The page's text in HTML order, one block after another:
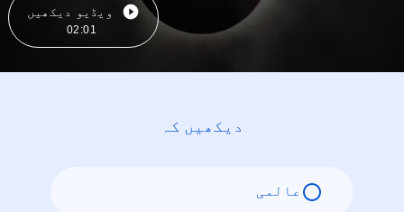
ویڈیو دیکھیں
02:01
دیکھیں کہ
عالمی